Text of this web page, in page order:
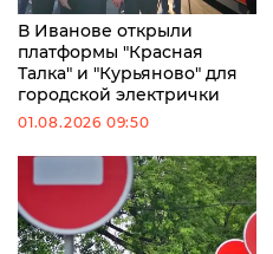
В Иванове открыли
платформы "Красная
Талка" и "Курьяново" для
городской электрички
01.08.2026 09:50